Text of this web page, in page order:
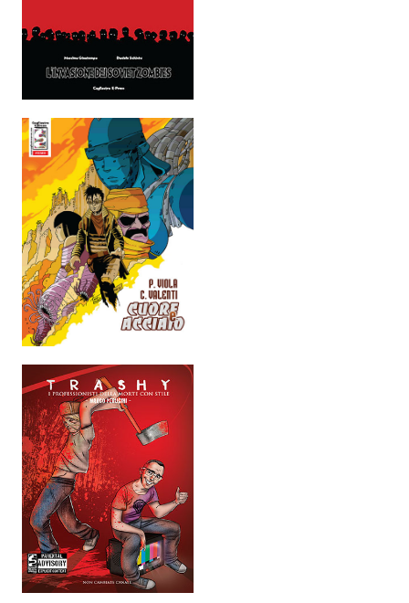
EonVerso
Eon
Associazione
Editore
Collabora con noi
Privacy
STORIA